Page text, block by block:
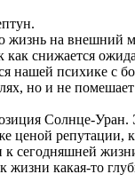
жизнь на
снижается
нашей психике с
но и не
Солнце-
ценой
к сегодняшней
какая-то